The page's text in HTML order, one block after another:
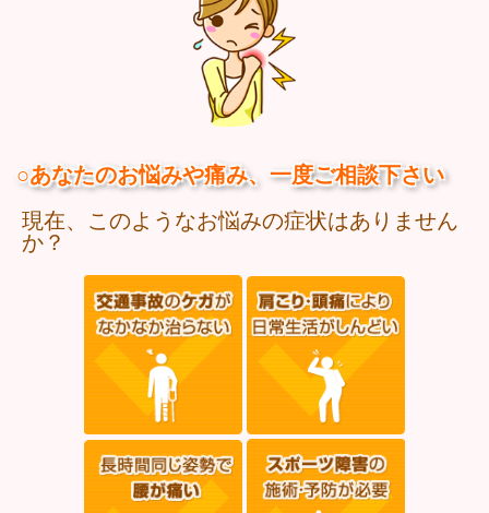
○あなたのお悩みや痛み、一度ご相談下さい
現在、このようなお悩みの症状はありません
か？